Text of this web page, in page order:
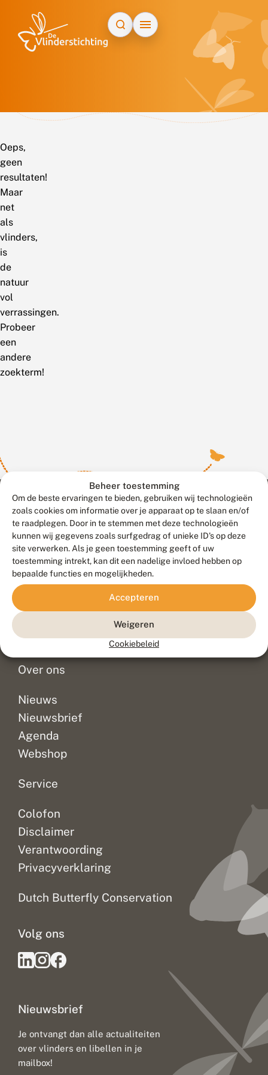
Beheer toestemming
Om de beste ervaringen te bieden, gebruiken wij technologieën
zoals cookies om informatie over je apparaat op te slaan en/of
te raadplegen. Door in te stemmen met deze technologieën
kunnen wij gegevens zoals surfgedrag of unieke ID's op deze
site verwerken. Als je geen toestemming geeft of uw
toestemming intrekt, kan dit een nadelige invloed hebben op
bepaalde functies en mogelijkheden.
Accepteren
Weigeren
Cookiebeleid
Oeps,
geen
resultaten!
Maar
net
als
vlinders,
is
de
natuur
vol
verrassingen.
Probeer
een
andere
zoekterm!
Contact
Veelgestelde vragen
Doneer
Over ons
Nieuws
Nieuwsbrief
Agenda
Webshop
Service
Colofon
Disclaimer
Verantwoording
Privacyverklaring
Dutch Butterfly Conservation
Nieuwsbrief
Je ontvangt dan alle actualiteiten
over vlinders en libellen in je
mailbox!
Volg ons
Meld waarnemingen© 2026 Vlinderstichting
Duurzaam ontwikkeld door
Go2People
, ontworpen door
Blue Field Agency
Privacy
Disclaimer
Sitemap